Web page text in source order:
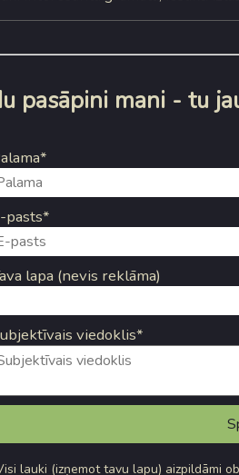
pasāpini mani - tu
pasts*
lapa (nevis reklāma)
viedoklis*
lauki (izņemot tavu lapu) aizpildāmi